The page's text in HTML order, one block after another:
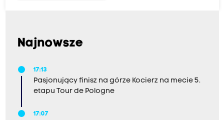
Najnowsze
17:13
Pasjonujący finisz na górze Kocierz na mecie 5.
etapu Tour de Pologne
17:07